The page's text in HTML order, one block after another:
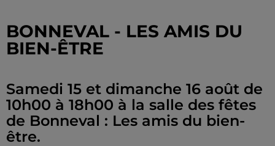
BONNEVAL - LES AMIS DU
BIEN-ÊTRE
Samedi 15 et dimanche 16 août de
10h00 à 18h00 à la salle des fêtes
de Bonneval : Les amis du bien-
être.